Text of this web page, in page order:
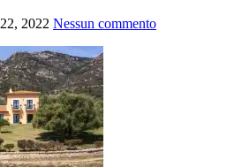
2022 Nessun commento